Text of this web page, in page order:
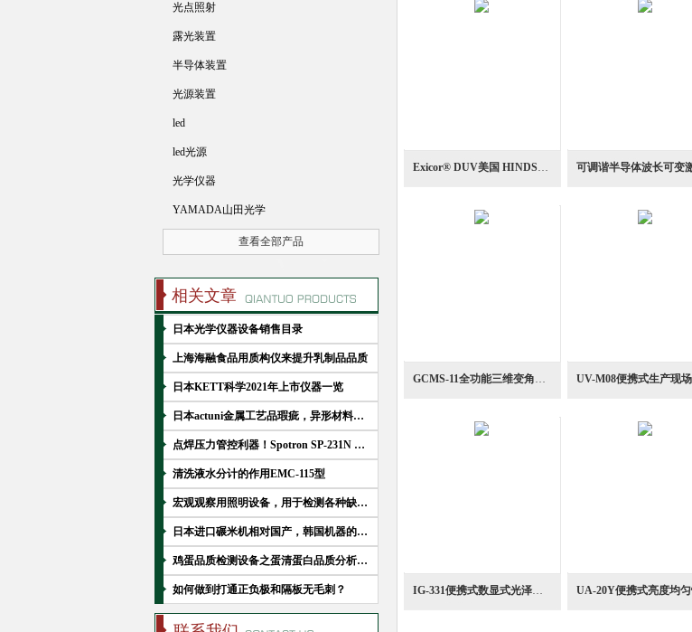
Exicor® DUV美国 HINDS 深紫外双折射测量系统光学
GCMS-11全功能三维变角分光测色系统颜色测量仪
IG-331便携式数显式光泽度光学检测仪
光点照射
露光装置
半导体装置
光源装置
led
led光源
光学仪器
YAMADA山田光学
查看全部产品
相关文章
日本光学仪器设备销售目录
上海海融食品用质构仪来提升乳制品品质
日本KETT科学2021年上市仪器一览
日本actuni金属工艺品瑕疵，异形材料检查设备UMS-6500 II
点焊压力管控利器！Spotron SP-231N 系列油压式加压力计
清洗液水分计的作用EMC-115型
宏观观察用照明设备，用于检测各种缺陷如半导体晶片、液晶等
日本进口碾米机相对国产，韩国机器的优势
鸡蛋品质检测设备之蛋清蛋白品质分析技术
如何做到打通正负极和隔板无毛刺？